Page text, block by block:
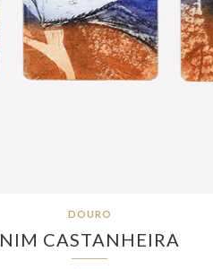
DOURO
NIM CASTANHEIRA